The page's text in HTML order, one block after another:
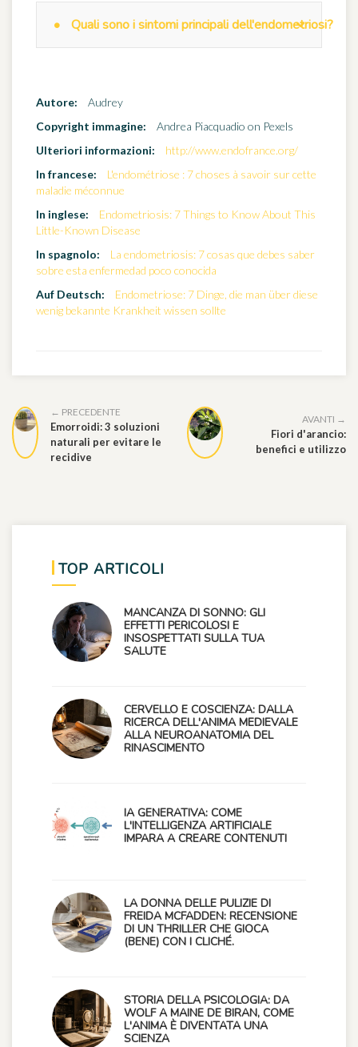
Quali sono i sintomi principali dell'endometriosi?
Autore:
Audrey
Copyright immagine:
Andrea Piacquadio on Pexels
Ulteriori informazioni:
http://www.endofrance.org/
In francese:
L'endométriose : 7 choses à savoir sur cette
maladie méconnue
In inglese:
Endometriosis: 7 Things to Know About This
Little-Known Disease
In spagnolo:
La endometriosis: 7 cosas que debes saber
sobre esta enfermedad poco conocida
Auf Deutsch:
Endometriose: 7 Dinge, die man über diese
wenig bekannte Krankheit wissen sollte
← PRECEDENTE
Emorroidi: 3 soluzioni
naturali per evitare le
recidive
AVANTI →
Fiori d'arancio:
benefici e utilizzo
TOP ARTICOLI
MANCANZA DI SONNO: GLI
EFFETTI PERICOLOSI E
INSOSPETTATI SULLA TUA
SALUTE
CERVELLO E COSCIENZA: DALLA
RICERCA DELL'ANIMA MEDIEVALE
ALLA NEUROANATOMIA DEL
RINASCIMENTO
IA GENERATIVA: COME
L'INTELLIGENZA ARTIFICIALE
IMPARA A CREARE CONTENUTI
LA DONNA DELLE PULIZIE DI
FREIDA MCFADDEN: RECENSIONE
DI UN THRILLER CHE GIOCA
(BENE) CON I CLICHÉ.
STORIA DELLA PSICOLOGIA: DA
WOLF A MAINE DE BIRAN, COME
L'ANIMA È DIVENTATA UNA
SCIENZA